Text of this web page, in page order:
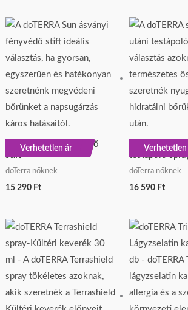
ÚJVerhetetlen ár
doTERRA Sun fényvédő
stift
doTerra nőknek
15 290 Ft
ÚJVerhetetlen
doTERRA
testápoló
doTerra nőknek
16 590 Ft